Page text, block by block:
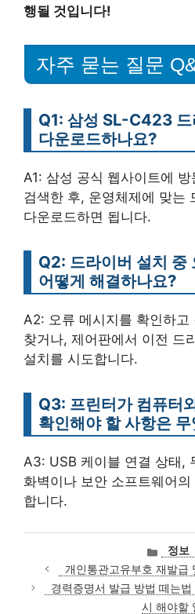
행될 것입니다!
자주 묻는 질문
Q1: 삼성 SL-C423 드
다운로드하나요?
A1: 삼성 공식 웹사이트에
검색한 후, 운영체제에 맞는
다운로드하면 됩니다.
Q2: 드라이버 설치 중
어떻게 해결하나요?
A2: 오류 메시지를 확인하고
찾거나, 제어판에서 이전 드
설치를 시도합니다.
Q3: 프린터가 컴퓨터
확인해야 할 사항은
A3: USB 케이블 연결 상태,
화벽이나 보안 소프트웨어
합니다.
카
테
고
리
정보
개인통관고유부호 재발급
경력증명서 발급 방법 떼는
시 해야할